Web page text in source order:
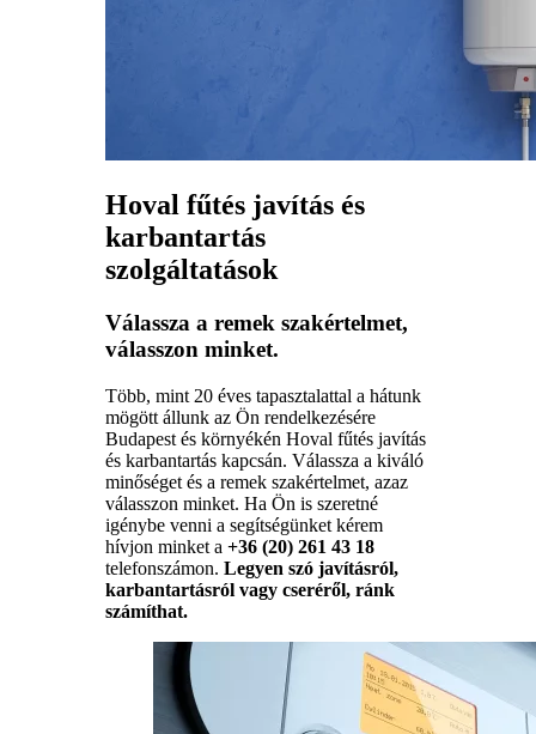
Hoval fűtés javítás és
karbantartás
szolgáltatások
Válassza a remek szakértelmet,
válasszon minket.
Több, mint 20 éves tapasztalattal a hátunk
mögött állunk az Ön rendelkezésére
Budapest és környékén Hoval fűtés javítás
és karbantartás kapcsán. Válassza a kiváló
minőséget és a remek szakértelmet, azaz
válasszon minket. Ha Ön is szeretné
igénybe venni a segítségünket kérem
hívjon minket a +36 (20) 261 43 18
telefonszámon. Legyen szó javításról,
karbantartásról vagy cseréről, ránk
számíthat.